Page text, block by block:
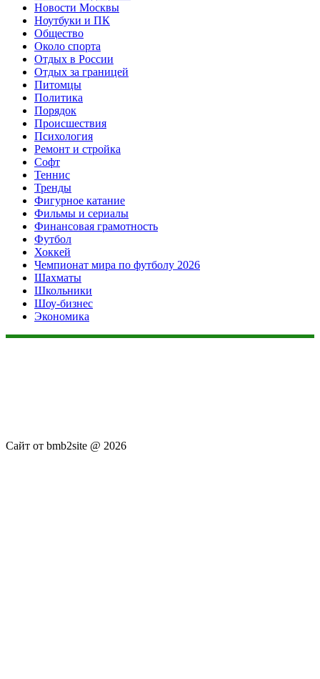
Новости Москвы
Ноутбуки и ПК
Общество
Около спорта
Отдых в России
Отдых за границей
Питомцы
Политика
Порядок
Происшествия
Психология
Ремонт и стройка
Софт
Теннис
Тренды
Фигурное катание
Фильмы и сериалы
Финансовая грамотность
Футбол
Хоккей
Чемпионат мира по футболу 2026
Шахматы
Школьники
Шоу-бизнес
Экономика
Сайт от bmb2site @ 2026